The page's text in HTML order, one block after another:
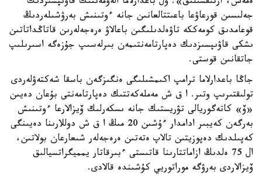
جەلىسىن قورعاۋعا باعىتتالعانىن جانە ءوتىنىش بەرۋشىلەردىڭ
قوعامدىق كومەككە تاۋەلدىلىگىن باعالاۋ ەرەجەلەرىن قاتاڭداتاتىن
ىشكى قاۋىپسىزدىك دەپارتامەنتىمەن بىرلەسىپ جۇزەگە اسىرىلىپ
جاتقانىن قوستى.
جاڭا باعدارلاما ترامپ اكىمشىلىگى ەنگىزگەن باسقا شەكتەۋلەردى
تولىقتىرىپ وتىر. ا ق ش مەملەكەتتىك دەپارتامەنتى بۇعان دەيىن
«ۆ» كاتەگوريالى تۋريستىك جانە ىسكەرلىك ۆيزالارعا ءوتىنىش
بەرگەن كەيبىر ادامدار ءۇشىن 20 مىڭ ا ق ش دوللارىنا دەيىنگى
كەپىلدىك دەپوزيتىن تالاپ ەتەتىن ەرەجەلەر شىعارعان بولاتىن،
ال 75 ەلدىڭ ازاماتتارىنا قاتىستى ءبىرقاتار يمميگراتسيالىق
ۆيزالاردى بەرۋگە موراتوريي كۇشىندە قالادى.